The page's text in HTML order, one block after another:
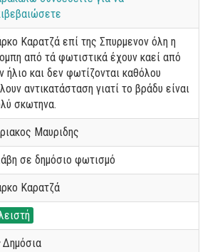
Καρατζά επί της Σπυρμενον όλη η
από τά φωτιστικά έχουν καεί από
ήλιο και δεν φωτίζονται καθόλου
αντικατάσταση γιατί το βράδυ είναι
σκωτηνα.
Μαυριδης
σε δημόσιο φωτισμό
Καρατζά
Δημόσια